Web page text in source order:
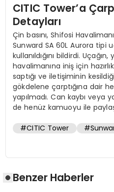
CITIC Tower’a
Detayları
Çin basını, Shifosi
Sunward SA 60L Aurora tipi
kullanıldığını bildirdi.
havalimanına iniş için
saptığı ve iletişiminin
gökdelene çarptığına dair
yapılmadı. Can kaybı veya
de henüz kamuoyu ile
#CITIC Tower
Benzer Haberler